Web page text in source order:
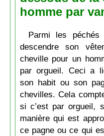
homme par
Parmi les
descendre son
cheville pour un
par orgueil. Ceci a
son habit ou son
chevilles. Cela
si c’est par orgueil,
manière qui est
ce pagne ou ce qui